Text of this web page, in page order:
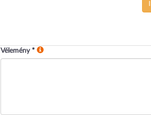
Vélemény *